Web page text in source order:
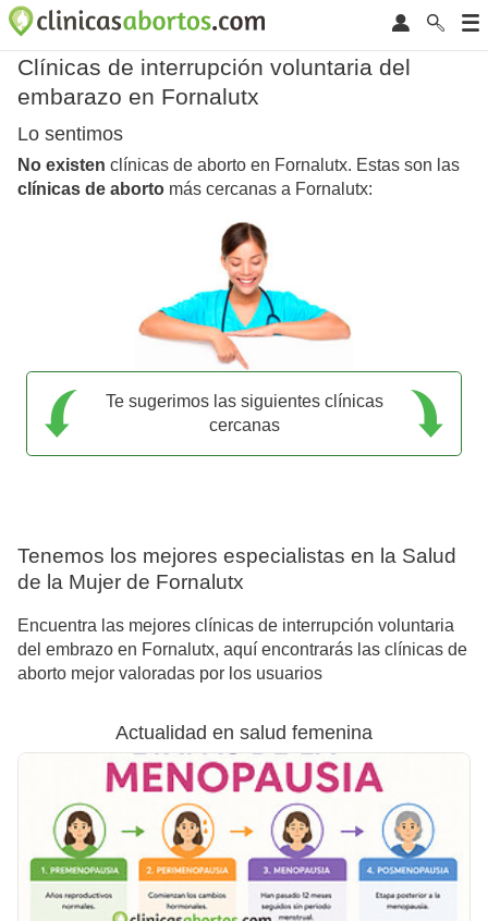
Clínicas de interrupción voluntaria del
embarazo en Fornalutx
Lo sentimos
No existen clínicas de aborto en Fornalutx. Estas son las
clínicas de aborto más cercanas a Fornalutx:
Te sugerimos las siguientes clínicas
cercanas
Tenemos los mejores especialistas en la Salud
de la Mujer de Fornalutx
Encuentra las mejores clínicas de interrupción voluntaria
del embrazo en Fornalutx, aquí encontrarás las clínicas de
aborto mejor valoradas por los usuarios
Actualidad en salud femenina